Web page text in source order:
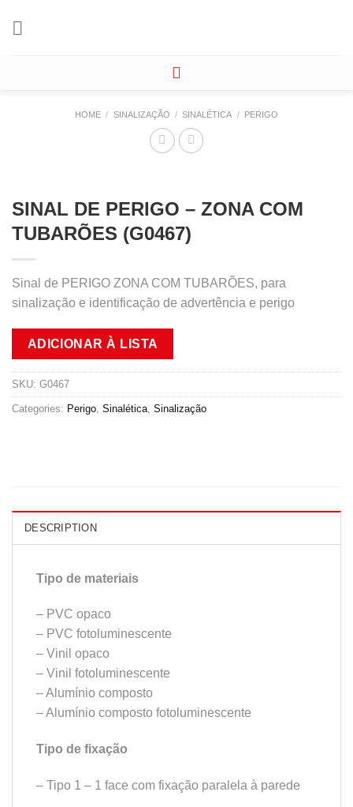
HOME / SINALIZAÇÃO / SINALÉTICA / PERIGO
SINAL DE PERIGO – ZONA COM
TUBARÕES (G0467)
Sinal de PERIGO ZONA COM TUBARÕES, para
sinalização e identificação de advertência e perigo
ADICIONAR À LISTA
SKU: G0467
Categories: Perigo Sinalética Sinalização
DESCRIPTION
Tipo de materiais
– PVC opaco
– PVC fotoluminescente
– Vinil opaco
– Vinil fotoluminescente
– Alumínio composto
– Alumínio composto fotoluminescente
Tipo de fixação
– Tipo 1 – 1 face com fixação paralela à parede